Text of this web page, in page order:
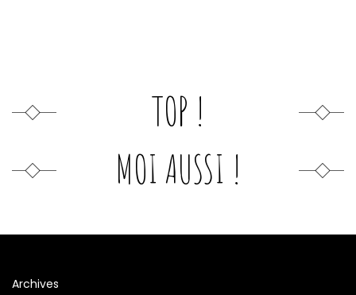
TOP !
MOI AUSSI !
Archives